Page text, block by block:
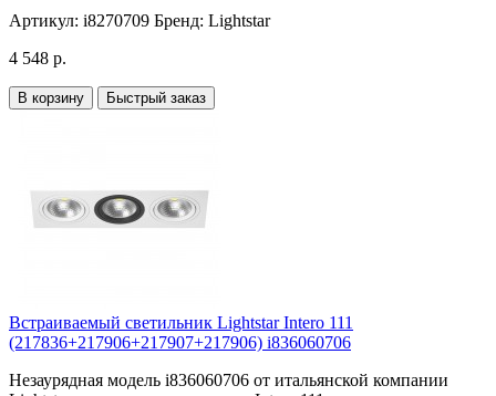
Артикул: i8270709 Бренд: Lightstar
4 548 р.
В корзину Быстрый заказ
Встраиваемый светильник Lightstar Intero 111
(217836+217906+217907+217906) i836060706
Незаурядная модель i836060706 от итальянской компании